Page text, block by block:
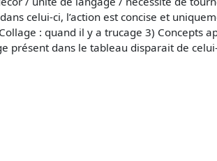
celui-ci, l’action est concise et
: quand il y a trucage 3) Concepts
présent dans le tableau disparait de